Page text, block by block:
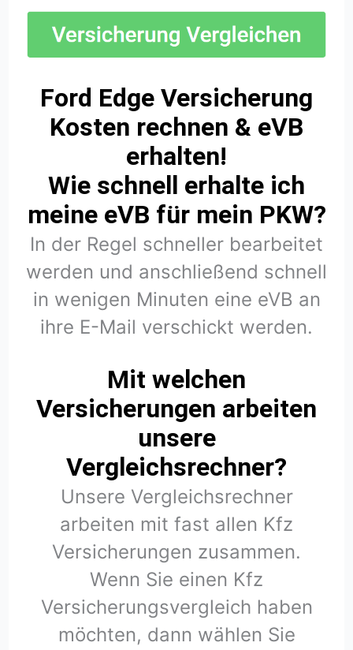
Ford Edge Versicherung
Kosten rechnen & eVB
erhalten!
Wie schnell erhalte ich
meine eVB für mein PKW?
In der Regel schneller bearbeitet
werden und anschließend schnell
in wenigen Minuten eine eVB an
ihre E-Mail verschickt werden.
Mit welchen
Versicherungen arbeiten
unsere
Vergleichsrechner?
Unsere Vergleichsrechner
arbeiten mit fast allen Kfz
Versicherungen zusammen.
Wenn Sie einen Kfz
Versicherungsvergleich haben
möchten, dann wählen Sie